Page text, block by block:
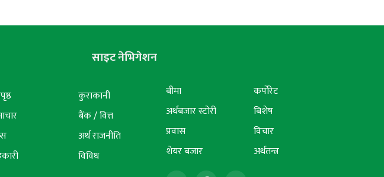
साइट नेभिगेशन
कुराकानी
बैंक / वित्त
अर्थ राजनीति
विविध
बीमा
अर्थबजार स्टोरी
प्रवास
शेयर बजार
कर्पोरेट
बिशेष
विचार
अर्थतन्त्र